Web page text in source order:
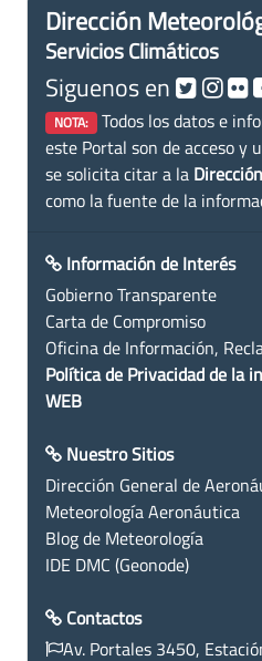
Dirección
Servicios Climáticos
Siguenos en
NOTA: Todos los datos e
este Portal son de acceso y
se solicita citar a la
como la fuente de la
Información de Interés
Gobierno Transparente
Carta de Compromiso
Oficina de Información,
Política de Privacidad de la
WEB
Nuestro Sitios
Dirección General de
Meteorología Aeronáutica
Blog de Meteorología
IDE DMC (Geonode)
Contactos
Av. Portales 3450,